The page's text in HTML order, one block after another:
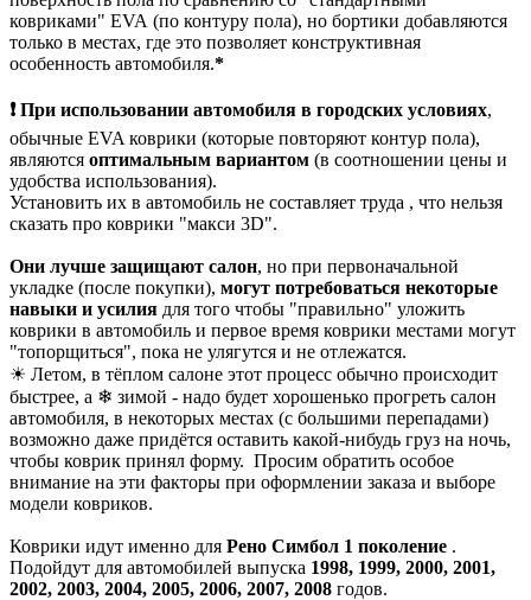
ковриками" EVA (по контуру пола), но бортики добавляются
только в местах, где это позволяет конструктивная
особенность автомобиля.*
❗ При использовании автомобиля в городских условиях,
обычные EVA коврики (которые повторяют контур пола),
являются оптимальным вариантом (в соотношении цены и
удобства использования).
Установить их в автомобиль не составляет труда , что нельзя
сказать про коврики "макси 3D".
Они лучше защищают салон, но при первоначальной
укладке (после покупки), могут потребоваться некоторые
навыки и усилия для того чтобы "правильно" уложить
коврики в автомобиль и первое время коврики местами могут
"топорщиться", пока не улягутся и не отлежатся.
☀ Летом, в тёплом салоне этот процесс обычно происходит
быстрее, а ❄ зимой - надо будет хорошенько прогреть салон
автомобиля, в некоторых местах (с большими перепадами)
возможно даже придётся оставить какой-нибудь груз на ночь,
чтобы коврик принял форму. Просим обратить особое
внимание на эти факторы при оформлении заказа и выборе
модели ковриков.
Коврики идут именно для Рено Симбол 1 поколение .
Подойдут для автомобилей выпуска 1998, 1999, 2000, 2001,
2002, 2003, 2004, 2005, 2006, 2007, 2008 годов.